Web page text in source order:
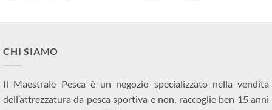
CHI SIAMO
Il Maestrale Pesca è un negozio specializzato nella vendita
dell’attrezzatura da pesca sportiva e non, raccoglie ben 15 anni